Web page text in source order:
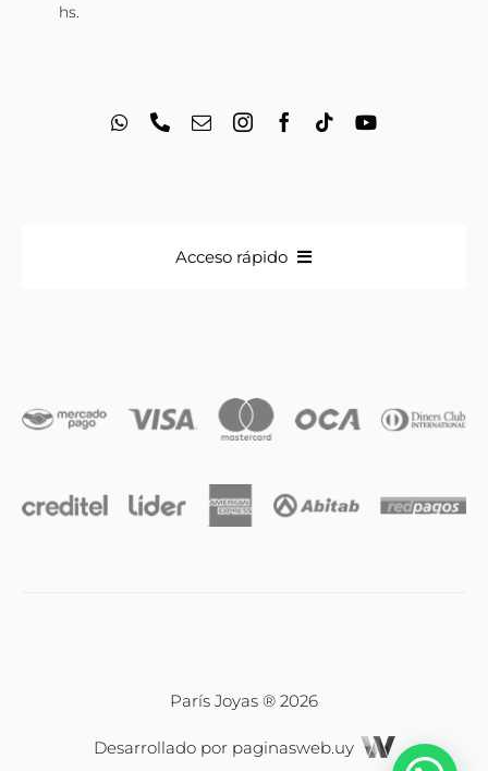
hs.
Acceso rápido
Iniciales
Relojes
París Joyas ® 2026
Desarrollado por paginasweb.uy